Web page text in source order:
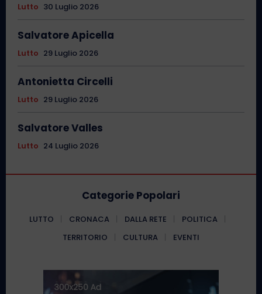
Lutto 30 Luglio 2026
Salvatore Apicella
Lutto 29 Luglio 2026
Antonietta Circelli
Lutto 29 Luglio 2026
Salvatore Valles
Lutto 24 Luglio 2026
Categorie Popolari
LUTTO CRONACA DALLA RETE
POLITICA
TERRITORIO
CULTURA EVENTI